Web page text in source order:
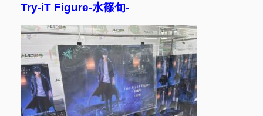
Try-iT Figure-水篠旬-